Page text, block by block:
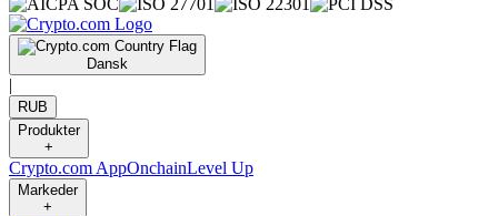
Dansk
|
RUB
Produkter
+
Crypto.com AppOnchainLevel Up
Markeder
+